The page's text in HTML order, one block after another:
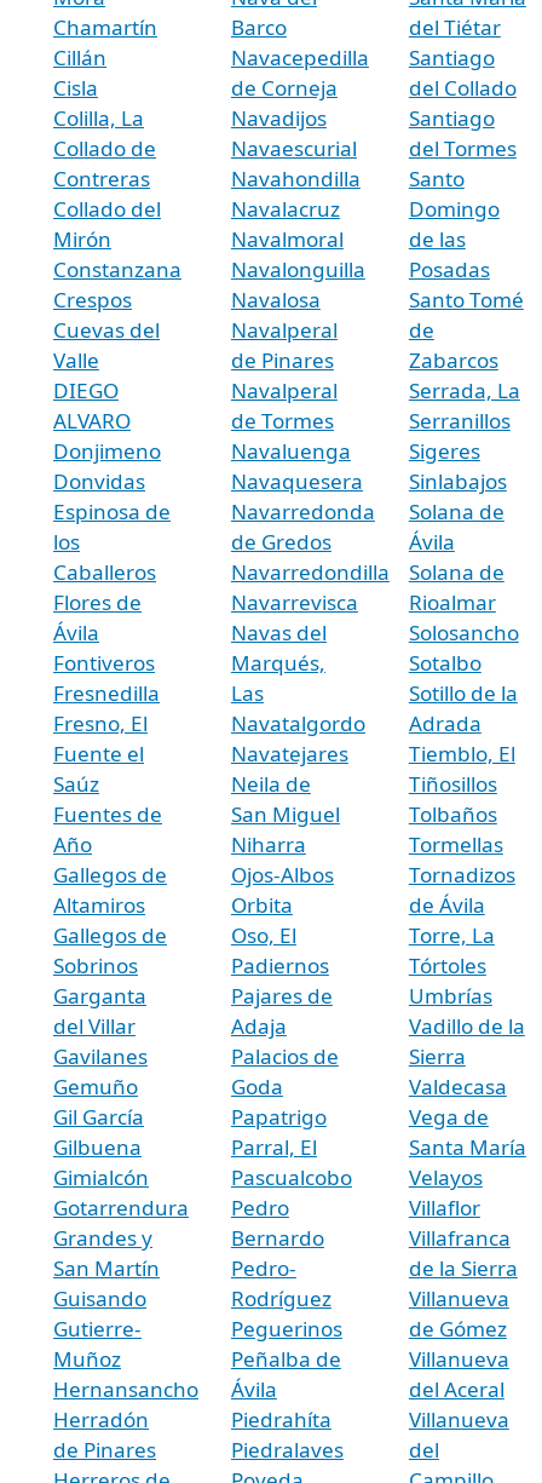
Chamartín
Cillán
Cisla
Colilla, La
Collado de
Contreras
Collado del
Mirón
Constanzana
Crespos
Cuevas del
Valle
DIEGO
ALVARO
Donjimeno
Donvidas
Espinosa de
los
Caballeros
Flores de
Ávila
Fontiveros
Fresnedilla
Fresno, El
Fuente el
Saúz
Fuentes de
Año
Gallegos de
Altamiros
Gallegos de
Sobrinos
Garganta
del Villar
Gavilanes
Gemuño
Gil García
Gilbuena
Gimialcón
Gotarrendura
Grandes y
San Martín
Guisando
Gutierre-
Muñoz
Hernansancho
Herradón
de Pinares
Barco
Navacepedilla
de Corneja
Navadijos
Navaescurial
Navahondilla
Navalacruz
Navalmoral
Navalonguilla
Navalosa
Navalperal
de Pinares
Navalperal
de Tormes
Navaluenga
Navaquesera
Navarredonda
de Gredos
Navarredondilla
Navarrevisca
Navas del
Marqués,
Las
Navatalgordo
Navatejares
Neila de
San Miguel
Niharra
Ojos-Albos
Orbita
Oso, El
Padiernos
Pajares de
Adaja
Palacios de
Goda
Papatrigo
Parral, El
Pascualcobo
Pedro
Bernardo
Pedro-
Rodríguez
Peguerinos
Peñalba de
Ávila
Piedrahíta
Piedralaves
del Tiétar
Santiago
del Collado
Santiago
del Tormes
Santo
Domingo
de las
Posadas
Santo Tomé
de
Zabarcos
Serrada, La
Serranillos
Sigeres
Sinlabajos
Solana de
Ávila
Solana de
Rioalmar
Solosancho
Sotalbo
Sotillo de la
Adrada
Tiemblo, El
Tiñosillos
Tolbaños
Tormellas
Tornadizos
de Ávila
Torre, La
Tórtoles
Umbrías
Vadillo de la
Sierra
Valdecasa
Vega de
Santa María
Velayos
Villaflor
Villafranca
de la Sierra
Villanueva
de Gómez
Villanueva
del Aceral
Villanueva
del